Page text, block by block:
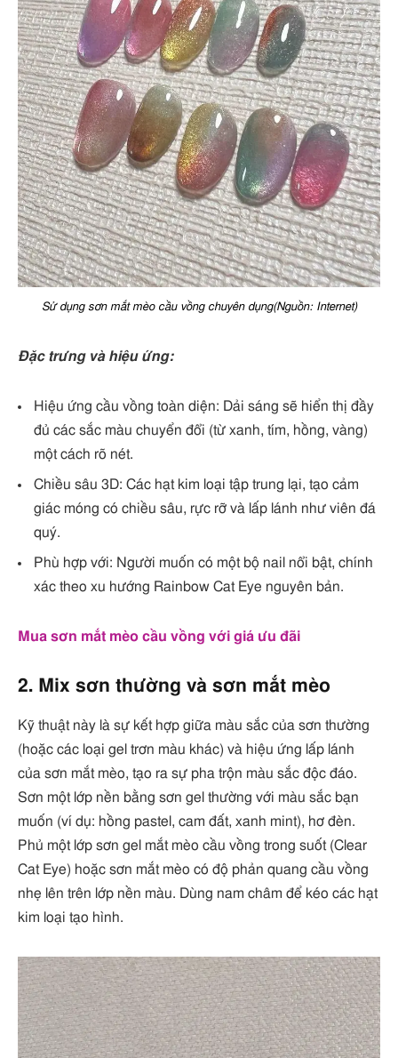
Sử dụng sơn mắt mèo cầu vồng chuyên dụng(Nguồn: Internet)
Đặc trưng và hiệu ứng:
Hiệu ứng cầu vồng toàn diện: Dải sáng sẽ hiển thị đầy
đủ các sắc màu chuyển đổi (từ xanh, tím, hồng, vàng)
một cách rõ nét.
Chiều sâu 3D: Các hạt kim loại tập trung lại, tạo cảm
giác móng có chiều sâu, rực rỡ và lấp lánh như viên đá
quý.
Phù hợp với: Người muốn có một bộ nail nổi bật, chính
xác theo xu hướng Rainbow Cat Eye nguyên bản.
Mua sơn mắt mèo cầu vồng với giá ưu đãi
2. Mix sơn thường và sơn mắt mèo
Kỹ thuật này là sự kết hợp giữa màu sắc của sơn thường
(hoặc các loại gel trơn màu khác) và hiệu ứng lấp lánh
của sơn mắt mèo, tạo ra sự pha trộn màu sắc độc đáo.
Sơn một lớp nền bằng sơn gel thường với màu sắc bạn
muốn (ví dụ: hồng pastel, cam đất, xanh mint), hơ đèn.
Phủ một lớp sơn gel mắt mèo cầu vồng trong suốt (Clear
Cat Eye) hoặc sơn mắt mèo có độ phản quang cầu vồng
nhẹ lên trên lớp nền màu. Dùng nam châm để kéo các hạt
kim loại tạo hình.